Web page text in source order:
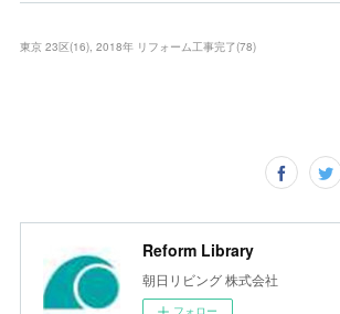
東京 23区(16) 2018年 リフォーム工事完了(78)
Reform Library
朝日リビング 株式会社